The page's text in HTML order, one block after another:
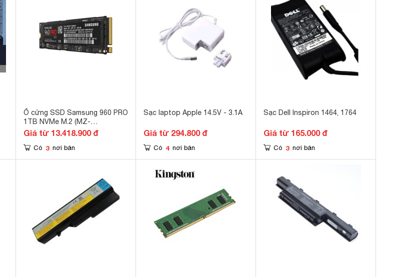
Ổ cứng SSD Samsung 960 PRO
1TB NVMe M.2 (MZ-
V6P1T0BW)
Giá từ 13.418.900 đ
Có 3 nơi bán
Sạc laptop Apple 14.5V - 3.1A
Giá từ 294.800 đ
Có 4 nơi bán
Sạc Dell Inspiron 1464, 1764
Giá từ 165.000 đ
Có 3 nơi bán